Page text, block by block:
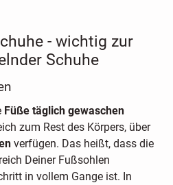
- wichtig zur
Schuhe
Füße täglich gewaschen
zum Rest des Körpers, über
verfügen. Das heißt, dass die
Deiner Fußsohlen
in vollem Gange ist. In